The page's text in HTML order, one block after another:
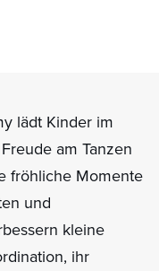
lädt Kinder im
am Tanzen
fröhliche Momente
und
kleine
ihr